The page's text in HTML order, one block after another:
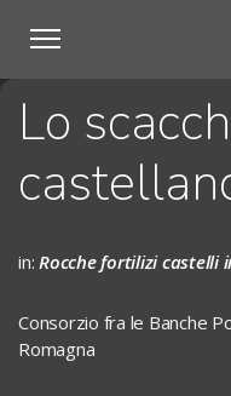
Lo
in: Rocche fortilizi castelli
Consorzio fra le Banche
Romagna